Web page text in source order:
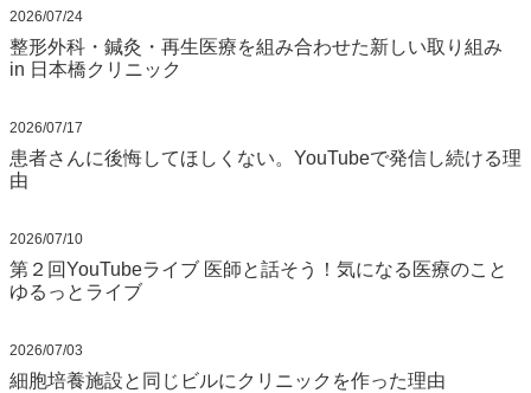
2026/07/24
整形外科・鍼灸・再生医療を組み合わせた新しい取り組み
in 日本橋クリニック
2026/07/17
患者さんに後悔してほしくない。YouTubeで発信し続ける理
由
2026/07/10
第２回YouTubeライブ 医師と話そう！気になる医療のこと
ゆるっとライブ
2026/07/03
細胞培養施設と同じビルにクリニックを作った理由